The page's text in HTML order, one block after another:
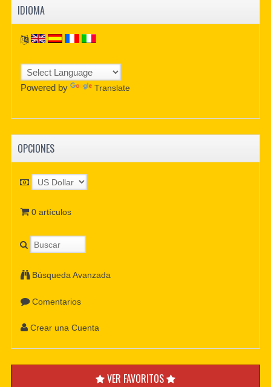
IDIOMA
Powered by Translate
OPCIONES
0 artículos
Búsqueda Avanzada
Comentarios
Crear una Cuenta
VER FAVORITOS